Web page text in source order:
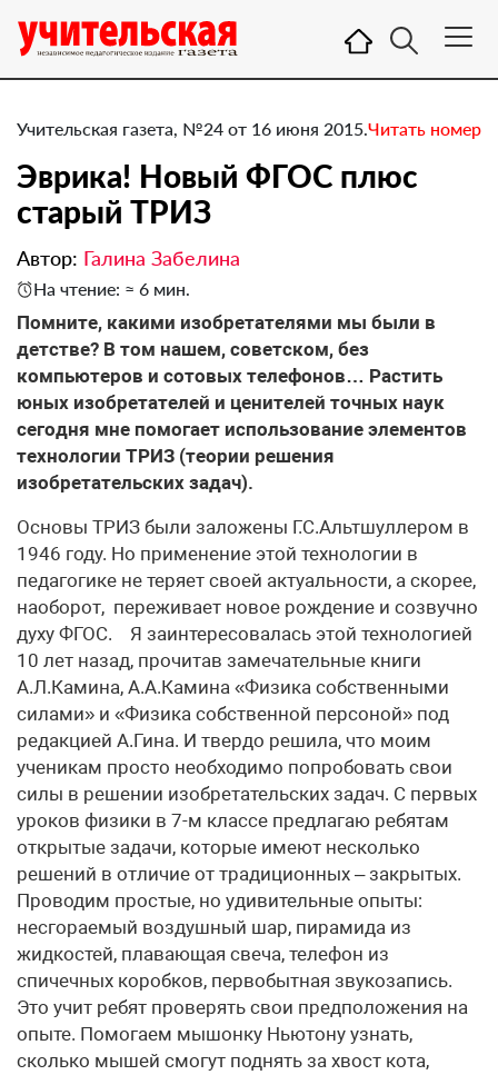
Учительская газета, №24 от 16 июня 2015.Читать номер
Эврика! Новый ФГОС плюс
старый ТРИЗ
Автор: Галина Забелина
На чтение: ≈ 6 мин.
Помните, какими изобретателями мы были в
детстве? В том нашем, советском, без
компьютеров и сотовых телефонов… Растить
юных изобретателей и ценителей точных наук
сегодня мне помогает использование элементов
технологии ТРИЗ (теории решения
изобретательских задач).
Основы ТРИЗ были заложены Г.С.Альтшуллером в
1946 году. Но применение этой технологии в
педагогике не теряет своей актуальности, а скорее,
наоборот, переживает новое рождение и созвучно
духу ФГОС. Я заинтересовалась этой технологией
10 лет назад, прочитав замечательные книги
А.Л.Камина, А.А.Камина «Физика собственными
силами» и «Физика собственной персоной» под
редакцией А.Гина. И твердо решила, что моим
ученикам просто необходимо попробовать свои
силы в решении изобретательских задач. С первых
уроков физики в 7-м классе предлагаю ребятам
открытые задачи, которые имеют несколько
решений в отличие от традиционных – закрытых.
Проводим простые, но удивительные опыты:
несгораемый воздушный шар, пирамида из
жидкостей, плавающая свеча, телефон из
спичечных коробков, первобытная звукозапись.
Это учит ребят проверять свои предположения на
опыте. Помогаем мышонку Ньютону узнать,
сколько мышей смогут поднять за хвост кота,